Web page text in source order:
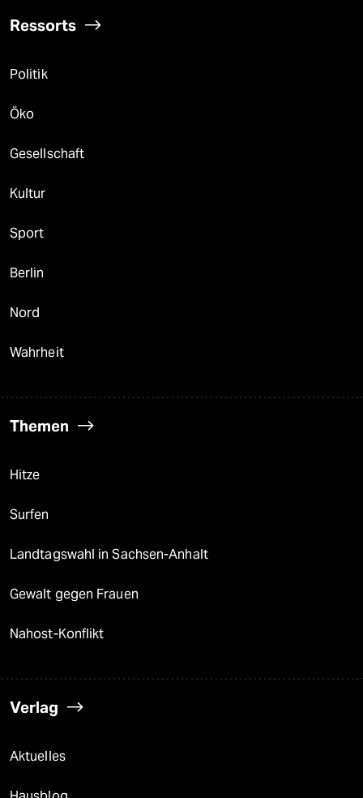
Ressorts
Politik
Öko
Gesellschaft
Kultur
Sport
Berlin
Nord
Wahrheit
Themen
Hitze
Surfen
Landtagswahl in Sachsen-Anhalt
Gewalt gegen Frauen
Nahost-Konflikt
Verlag
Aktuelles